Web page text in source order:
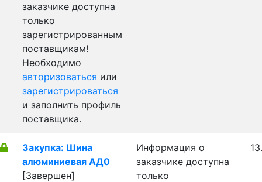
заказчике доступна
только
зарегистрированным
поставщикам!
Необходимо
авторизоваться или
зарегистрироваться
и заполнить профиль
поставщика.
Закупка: Шина
алюминиевая АД0
[Завершен]
Информация о
заказчике доступна
только